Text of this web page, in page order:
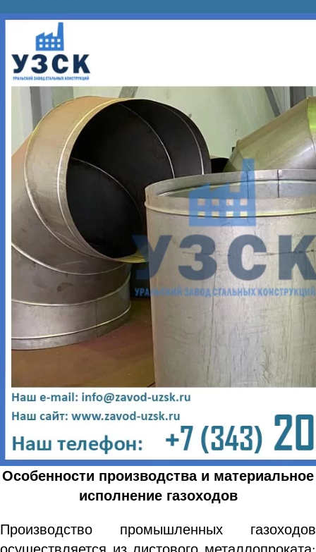
Особенности производства и материальное
исполнение газоходов
Производство промышленных газоходов